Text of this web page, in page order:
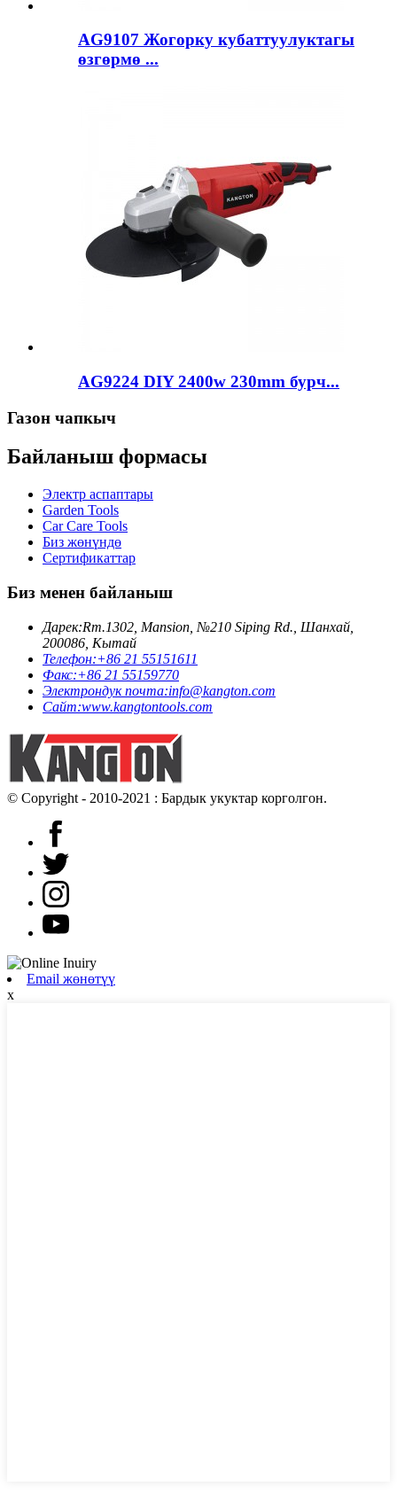
AG9107 Жогорку кубаттуулуктагы
өзгөрмө ...
AG9224 DIY 2400w 230mm бурч...
Газон чапкыч
Байланыш формасы
Электр аспаптары
Garden Tools
Car Care Tools
Биз жөнүндө
Сертификаттар
Биз менен байланыш
Дарек:Rm.1302, Mansion, №210 Siping Rd., Шанхай,
200086, Кытай
Телефон:+86 21 55151611
Факс:+86 21 55159770
Электрондук почта:info@kangton.com
Сайт:www.kangtontools.com
© Copyright - 2010-2021 : Бардык укуктар корголгон.
Email жөнөтүү
x